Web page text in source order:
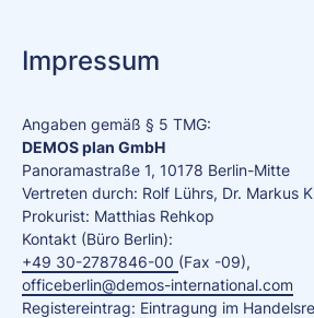
Impressum
Angaben gemäß § 5 TMG:
DEMOS plan GmbH
Panoramastraße 1, 10178 Berlin-Mitte
Vertreten durch: Rolf Lührs, Dr. Markus
Prokurist: Matthias Rehkop
Kontakt (Büro Berlin):
+49 30-2787846-00 (Fax -09),
officeberlin@demos-international.com
Registereintrag: Eintragung im